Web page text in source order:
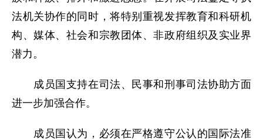
法机关协作的同时，将特别重视发挥教育和科研机
构、媒体、社会和宗教团体、非政府组织及实业界
潜力。
成员国支持在司法、民事和刑事司法协助方面
进一步加强合作。
成员国认为，必须在严格遵守公认的国际法准